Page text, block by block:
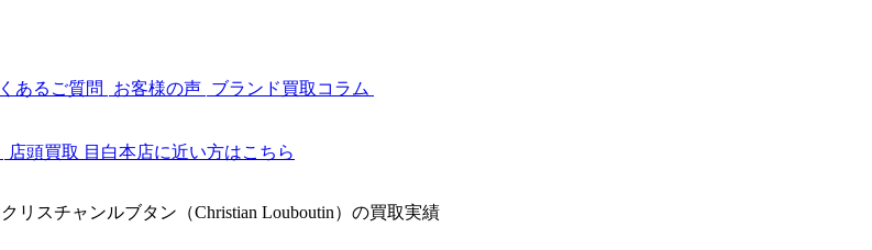
あるご質問 お客様の声 ブランド買取コラム
店頭買取 目白本店に近い方はこちら
クリスチャンルブタン（Christian Louboutin）の買取実績